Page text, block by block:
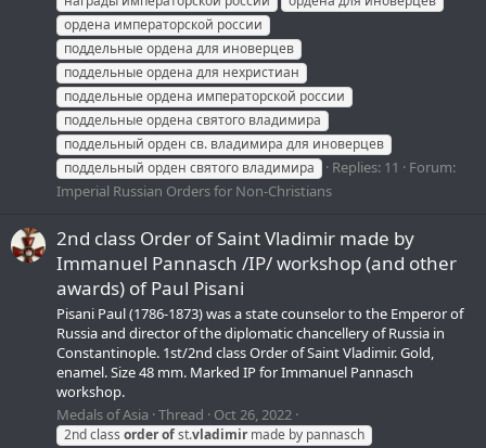
ордена императорской россии
поддельные ордена для иноверцев
поддельные ордена для нехристиан
поддельные ордена императорской россии
поддельные ордена святого владимира
поддельный орден св. владимира для иноверцев
поддельный орден святого владимира
Replies: 11
Forum:
Imperial Russian Orders for Non-Christians
2nd class Order of Saint Vladimir made by
Immanuel Pannasch /IP/ workshop (and other
awards) of Paul Pisani
Pisani Paul (1786-1873) was a state counselor to the Emperor of
Russia and director of the diplomatic chancellery of Russia in
Constantinople. 1st/2nd class Order of Saint Vladimir. Gold,
enamel. Size 48 mm. Marked IP for Immanuel Pannasch
workshop.
Medals of Asia Thread Oct 26, 2022
2nd class orderofst.vladimirmade by pannasch